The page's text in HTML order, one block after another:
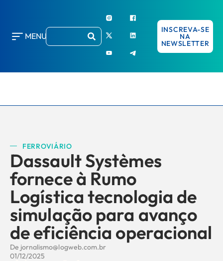
MENU
INSCREVA-SE
NA
NEWSLETTER
FERROVIÁRIO
Dassault Systèmes
fornece à Rumo
Logística tecnologia de
simulação para avanço
de eficiência operacional
De jornalismo@logweb.com.br
01/12/2025